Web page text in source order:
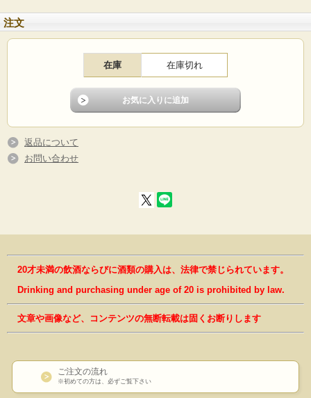
注文
在庫 在庫切れ
返品について
お問い合わせ
20才未満の飲酒ならびに酒類の購入は、法律で禁じられています。
Drinking and purchasing under age of 20 is prohibited by law.
文章や画像など、コンテンツの無断転載は固くお断りします
ご注文の流れ
※初めての方は、必ずご覧下さい